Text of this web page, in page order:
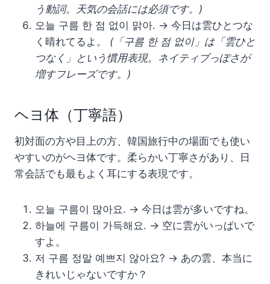
う動詞。天気の会話には必須です。)
오늘 구름 한 점 없이 맑아. → 今日は雲ひとつな
く晴れてるよ。 (「구름 한 점 없이」は「雲ひと
つなく」という慣用表現。ネイティブっぽさが
増すフレーズです。)
ヘヨ体（丁寧語）
初対面の方や目上の方、韓国旅行中の場面でも使い
やすいのがヘヨ体です。柔らかい丁寧さがあり、日
常会話でも最もよく耳にする表現です。
오늘 구름이 많아요. → 今日は雲が多いですね。
하늘에 구름이 가득해요. → 空に雲がいっぱいで
すよ。
저 구름 정말 예쁘지 않아요? → あの雲、本当に
きれいじゃないですか？